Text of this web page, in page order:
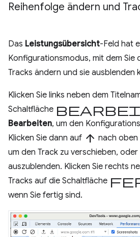
Reihenfolge ändern und
Das Leistungsübersicht-Feld hat
Konfigurationsmodus, mit dem Sie
Tracks ändern und sie ausblenden
Klicken Sie links neben dem
Schaltfläche
Bearbeiten, um den
Klicken Sie dann auf arrow_upward nach
um den Track zu verschieben,
auszublenden. Klicken Sie rechts
Tracks auf die Schaltfläche
wenn Sie fertig sind.